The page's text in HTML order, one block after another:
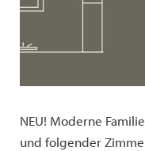
NEU! Moderne
und folgender